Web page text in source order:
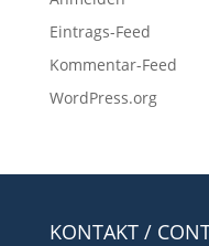
Eintrags-Feed
Kommentar-Feed
WordPress.org
KONTAKT /